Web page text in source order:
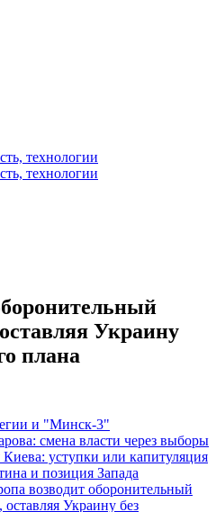
Украину
плана
и "Минск-3"
смена власти через выборы
Киева: уступки или капитуляция
и позиция Запада
возводит оборонительный
Украину без